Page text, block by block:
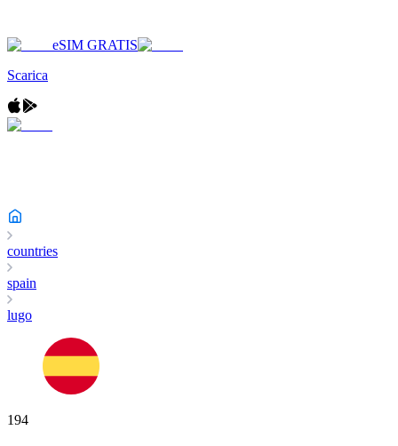
eSIM GRATIS
Scarica
countries
spain
lugo
194